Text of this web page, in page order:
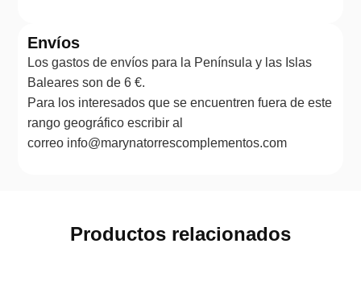
Envíos
Los gastos de envíos para la Península y las Islas
Baleares son de 6 €.
Para los interesados que se encuentren fuera de este
rango geográfico escribir al
correo info@marynatorrescomplementos.com
Productos relacionados